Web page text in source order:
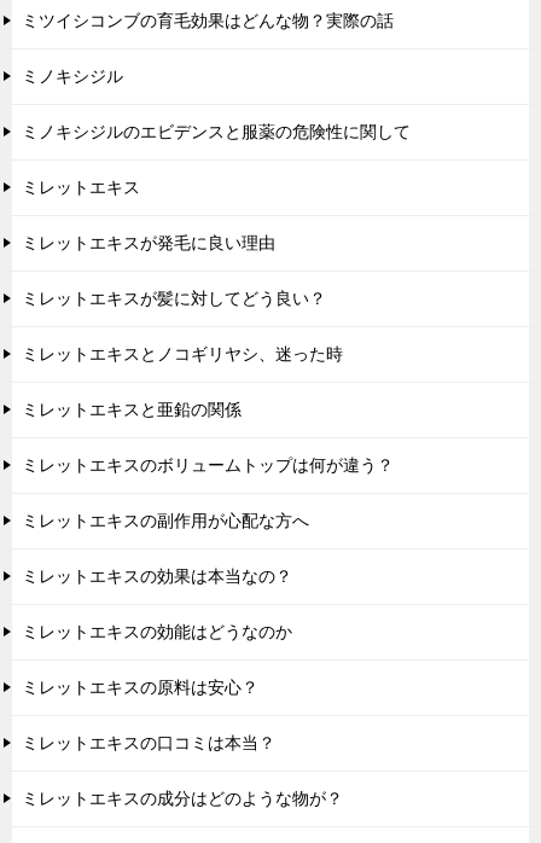
ミツイシコンブの育毛効果はどんな物？実際の話
ミノキシジル
ミノキシジルのエビデンスと服薬の危険性に関して
ミレットエキス
ミレットエキスが発毛に良い理由
ミレットエキスが髪に対してどう良い？
ミレットエキスとノコギリヤシ、迷った時
ミレットエキスと亜鉛の関係
ミレットエキスのボリュームトップは何が違う？
ミレットエキスの副作用が心配な方へ
ミレットエキスの効果は本当なの？
ミレットエキスの効能はどうなのか
ミレットエキスの原料は安心？
ミレットエキスの口コミは本当？
ミレットエキスの成分はどのような物が？